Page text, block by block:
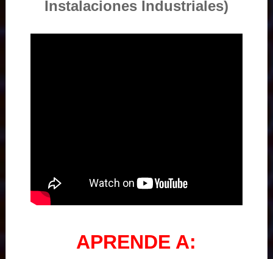
Instalaciones Industriales)
APRENDE A: